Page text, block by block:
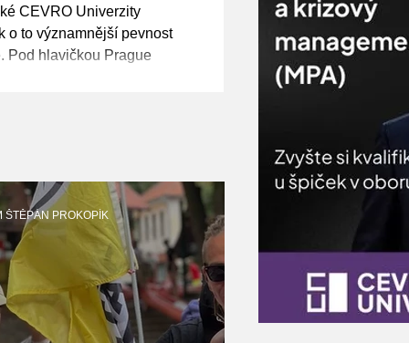
CEVRO Univerzity
o to významnější pevnost
Pod hlavičkou Prague
ŠTĚPÁN PROKOPÍK